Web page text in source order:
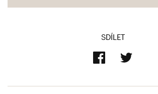
SDÍLET